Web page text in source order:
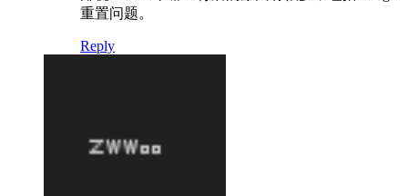
重置问题。
Reply